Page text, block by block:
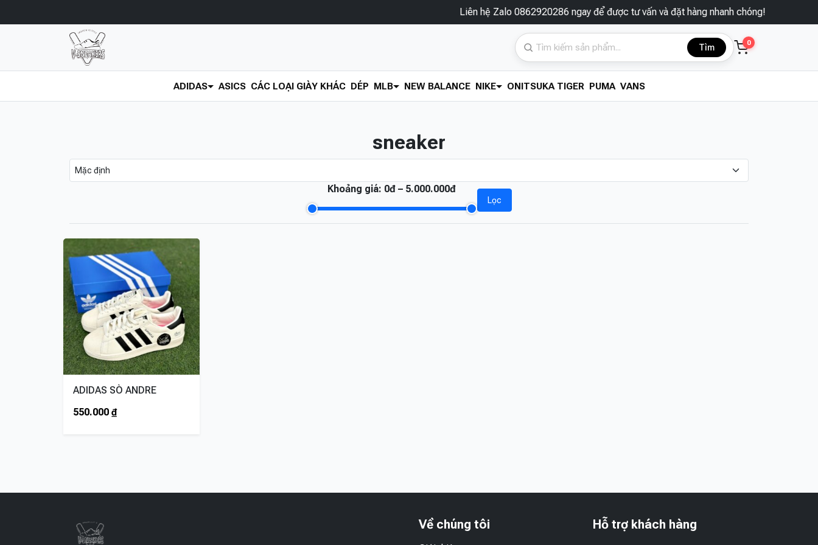
Liên hệ Zalo 0862920286 ngay để được tư vấn và đặt hàng nhanh chóng!
Tìm 0
ADIDAS ASICS CÁC LOẠI GIÀY KHÁC DÉP MLB NEW BALANCE NIKE ONITSUKA TIGER PUMA VANS
sneaker
Khoảng giá: 0đ – 5.000.000đ
Lọc
ADIDAS SÒ ANDRE
550.000 ₫
Về chúng tôi Hỗ trợ khách hàng